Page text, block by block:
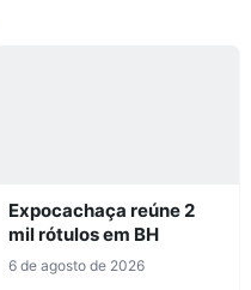
Expocachaça reúne 2
mil rótulos em BH
6 de agosto de 2026